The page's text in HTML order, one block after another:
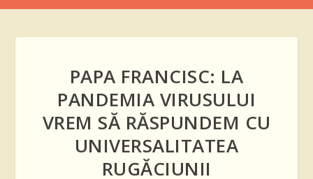
PAPA FRANCISC: LA
PANDEMIA VIRUSULUI
VREM SĂ RĂSPUNDEM CU
UNIVERSALITATEA
RUGĂCIUNII